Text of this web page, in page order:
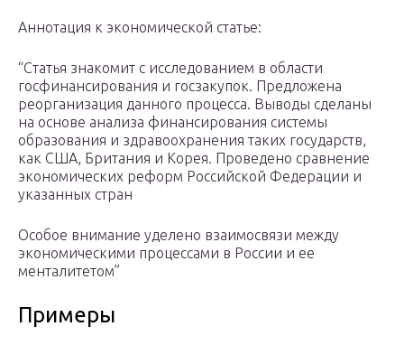
Аннотация к экономической статье:
“Статья знакомит с исследованием в области
госфинансирования и госзакупок. Предложена
реорганизация данного процесса. Выводы сделаны
на основе анализа финансирования системы
образования и здравоохранения таких государств,
как США, Британия и Корея. Проведено сравнение
экономических реформ Российской Федерации и
указанных стран
Особое внимание уделено взаимосвязи между
экономическими процессами в России и ее
менталитетом”
Примеры